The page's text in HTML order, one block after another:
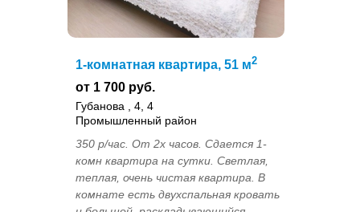
1-комнатная квартира, 51 м2
от 1 700 руб.
Губанова , 4, 4
Промышленный район
350 р/час. От 2х часов. Сдается 1-
комн квартира на сутки. Светлая,
теплая, очень чистая квартира. В
комнате есть двухспальная кровать